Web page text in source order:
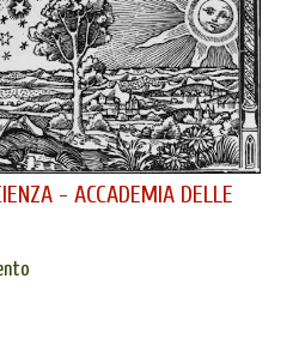
- ACCADEMIA DELLE